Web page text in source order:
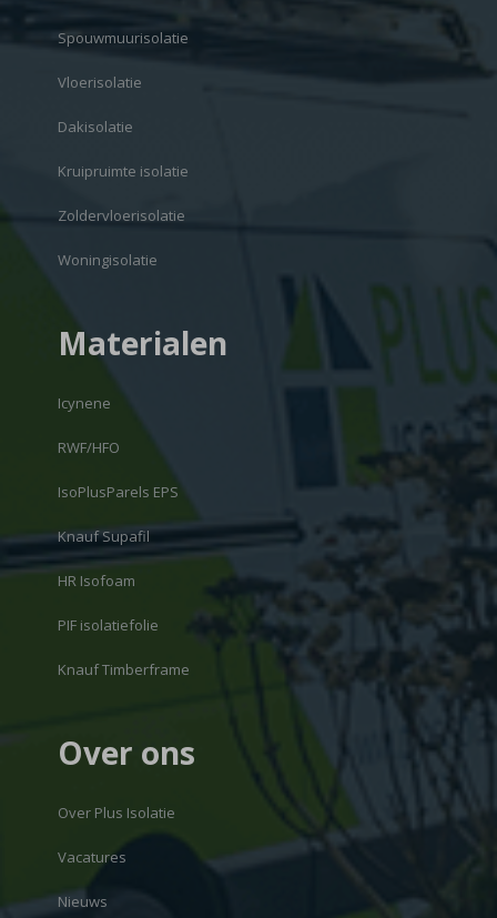
Spouwmuurisolatie
Vloerisolatie
Dakisolatie
Kruipruimte isolatie
Zoldervloerisolatie
Woningisolatie
Materialen
Icynene
RWF/HFO
IsoPlusParels EPS
Knauf Supafil
HR Isofoam
PIF isolatiefolie
Knauf Timberframe
Over ons
Over Plus Isolatie
Vacatures
Nieuws